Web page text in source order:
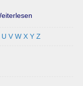
U V W X Y Z